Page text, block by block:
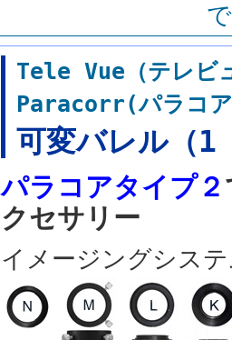
Tele Vue（テレビ
Paracorr(パラコ
可変バレル（
パラコアタイプ２
クセサリー
イメージングシス